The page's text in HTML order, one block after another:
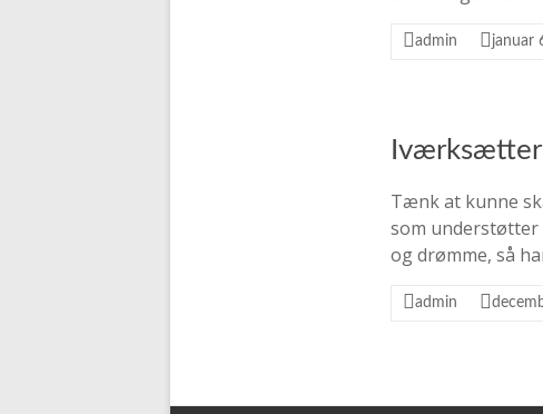
admin januar
Tænk at kunne
som understøtter
og drømme, så
admin